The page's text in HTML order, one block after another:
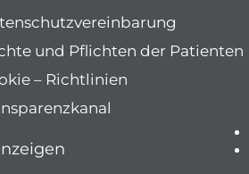
und Pflichten der Patienten
– Richtlinien